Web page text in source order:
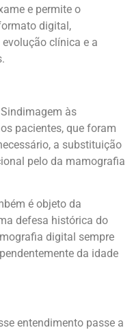
e permite o
digital,
clínica e a
às
pacientes, que foram
a substituição
pelo da mamografia
é objeto da
defesa histórica do
digital sempre
da idade
entendimento passe a